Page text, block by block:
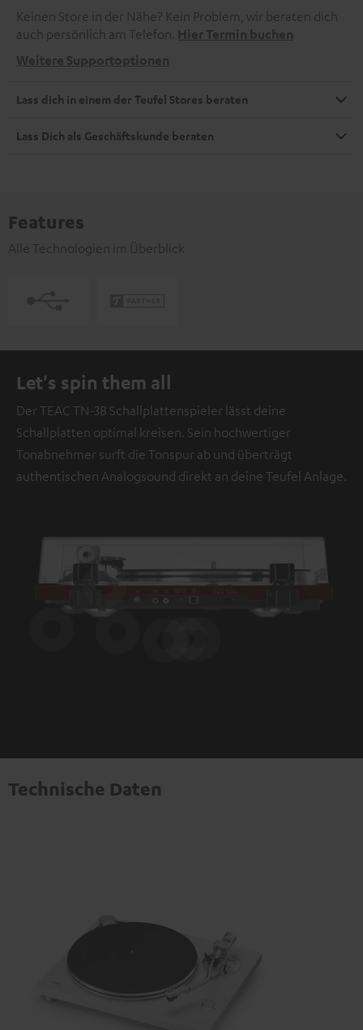
Keinen Store in der Nähe? Kein Problem, wir beraten dich
auch persönlich am Telefon. Hier Termin buchen
Weitere Supportoptionen
Lass dich in einem der Teufel Stores beraten
Lass Dich als Geschäftskunde beraten
Features
Alle Technologien im Überblick
Let's spin them all
Der TEAC TN-3B Schallplattenspieler lässt deine
Schallplatten optimal kreisen. Sein hochwertiger
Tonabnehmer surft die Tonspur ab und überträgt
authentischen Analogsound direkt an deine Teufel Anlage.
Technische Daten